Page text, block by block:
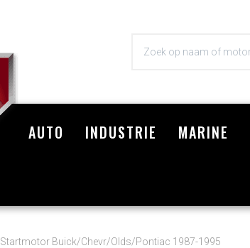
AUTO INDUSTRIE MARINE
Startmotor Buick/Chevr/Olds/Pontiac 1987-1995